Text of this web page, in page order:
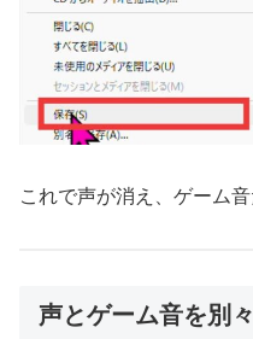
これで声が消え、ゲーム音
声とゲーム音を別